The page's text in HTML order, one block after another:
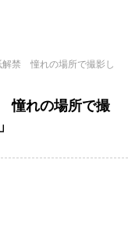
解禁 憧れの場所で撮影し
憧れの場所で撮